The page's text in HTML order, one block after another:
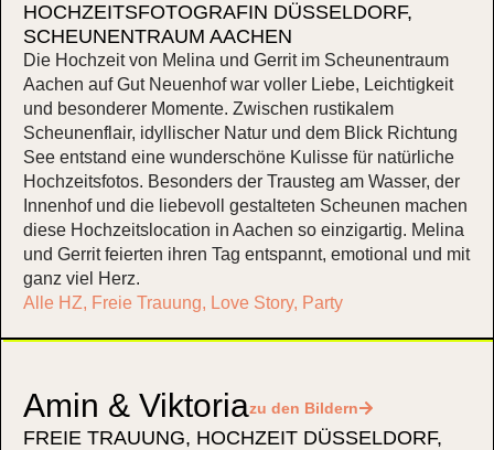
HOCHZEITSFOTOGRAFIN DÜSSELDORF,
SCHEUNENTRAUM AACHEN
Die Hochzeit von Melina und Gerrit im Scheunentraum
Aachen auf Gut Neuenhof war voller Liebe, Leichtigkeit
und besonderer Momente. Zwischen rustikalem
Scheunenflair, idyllischer Natur und dem Blick Richtung
See entstand eine wunderschöne Kulisse für natürliche
Hochzeitsfotos. Besonders der Trausteg am Wasser, der
Innenhof und die liebevoll gestalteten Scheunen machen
diese Hochzeitslocation in Aachen so einzigartig. Melina
und Gerrit feierten ihren Tag entspannt, emotional und mit
ganz viel Herz.
Alle HZ, Freie Trauung, Love Story, Party
Amin & Viktoriazu den Bildern
FREIE TRAUUNG, HOCHZEIT DÜSSELDORF,